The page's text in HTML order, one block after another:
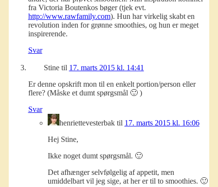
fra Victoria Boutenkos bøger (tjek evt.
http://www.rawfamily.com). Hun har virkelig skabt en
revolution inden for grønne smoothies, og hun er meget
inspirerende.
Svar
Stinetil 17. marts 2015 kl. 14:41
Er denne opskrift mon til en enkelt portion/person eller
flere? (Måske et dumt spørgsmål 🙂 )
Svar
henriettevesterbaktil 17. marts 2015 kl. 16:06
Hej Stine,
Ikke noget dumt spørgsmål. 🙂
Det afhænger selvfølgelig af appetit, men
umiddelbart vil jeg sige, at her er til to smoothies. 🙂